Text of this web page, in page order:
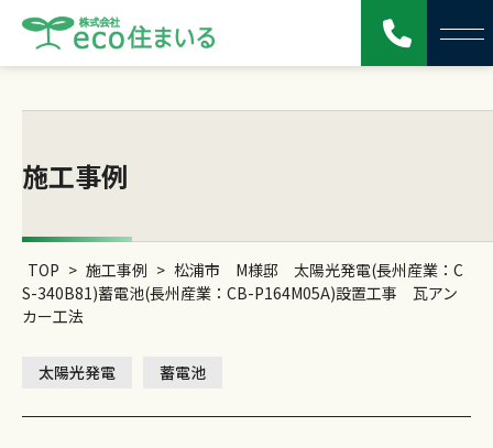
施工事例
TOP > 施工事例 > 松浦市 M様邸 太陽光発電(長州産業：C
S-340B81)蓄電池(長州産業：CB-P164M05A)設置工事 瓦アン
カー工法
太陽光発電 蓄電池